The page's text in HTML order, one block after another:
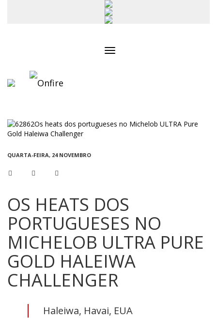
QUARTA-FEIRA, 24 NOVEMBRO
OS HEATS DOS
PORTUGUESES NO
MICHELOB ULTRA PURE
GOLD HALEIWA
CHALLENGER
Haleiwa, Havai, EUA